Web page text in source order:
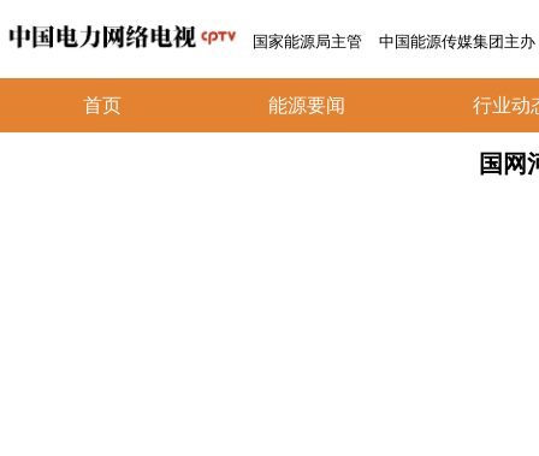
国家能源局主管 中国能源传媒集团主办
首页 能源要闻 行业动
国网